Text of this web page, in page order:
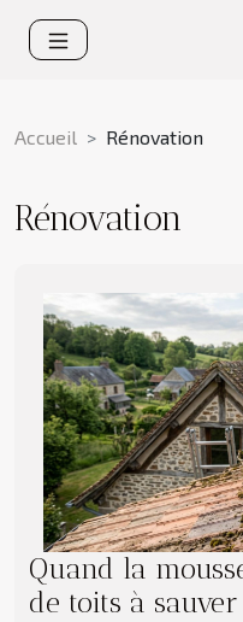
Accueil Rénovation
Rénovation
Quand la
de toits à sauver